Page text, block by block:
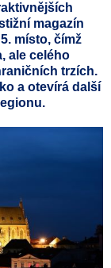
magazín
místo, čímž
ale celého
trzích.
a otevírá další